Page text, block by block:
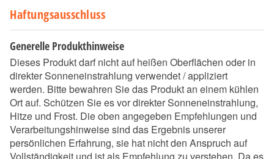
Haftungsausschluss
Generelle Produkthinweise
Dieses Produkt darf nicht auf heißen Oberflächen oder in
direkter Sonneneinstrahlung verwendet / appliziert
werden. Bitte bewahren Sie das Produkt an einem kühlen
Ort auf. Schützen Sie es vor direkter Sonneneinstrahlung,
Hitze und Frost. Die oben angegeben Empfehlungen und
Verarbeitungshinweise sind das Ergebnis unserer
persönlichen Erfahrung, sie hat nicht den Anspruch auf